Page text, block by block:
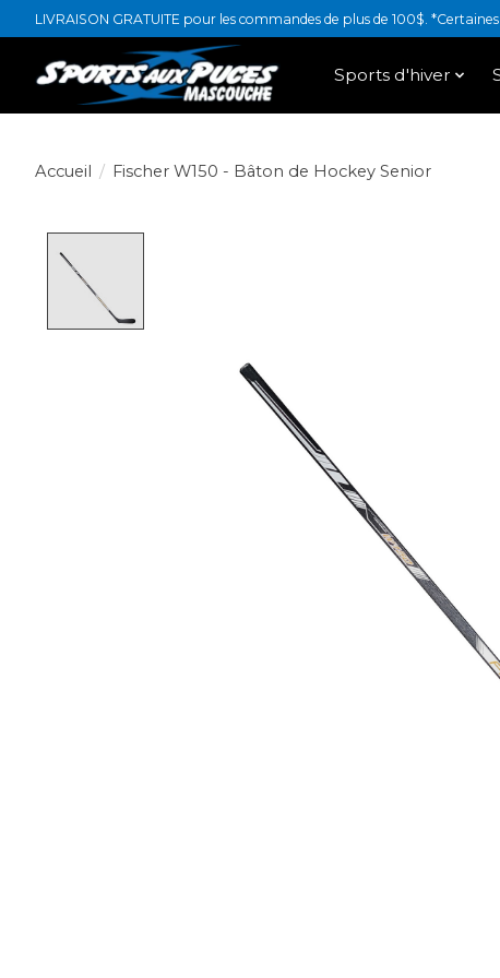
LIVRAISON GRATUITE pour les commandes de plus de 100$.
Sports d'hiver
Accueil / Fischer W150 - Bâton de Hockey Senior